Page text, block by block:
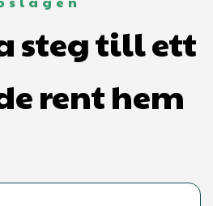
steg till ett
rent hem